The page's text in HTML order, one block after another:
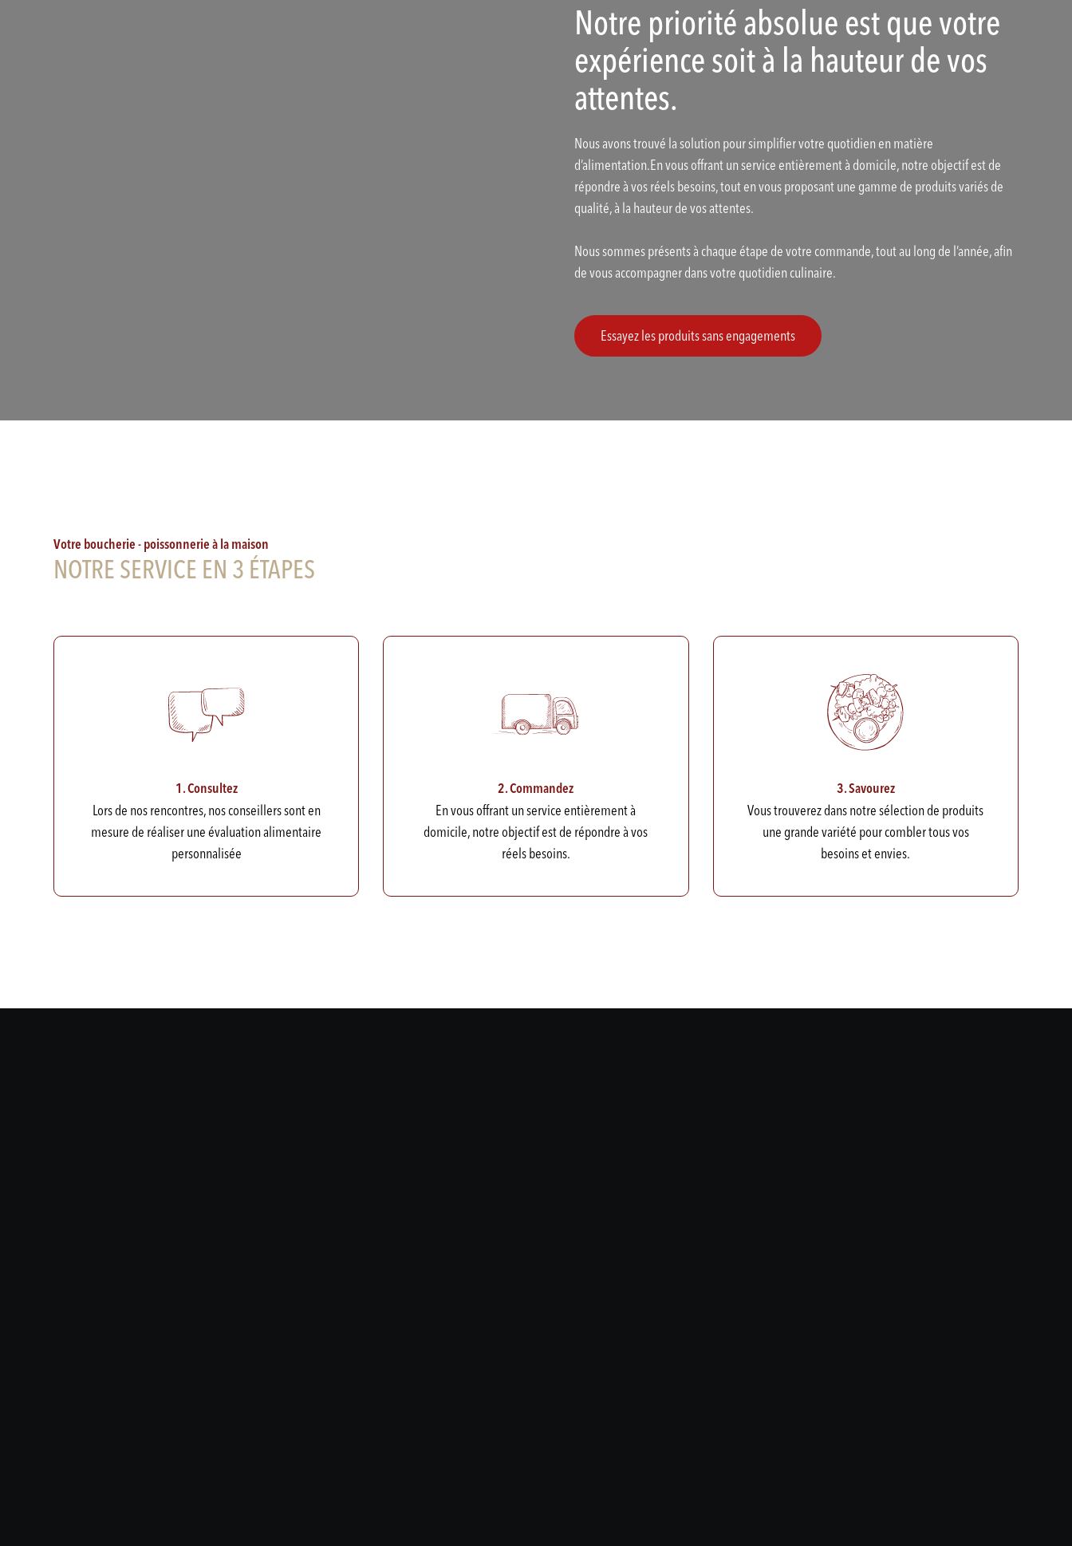
Notre priorité absolue est que votre
expérience soit à la hauteur de vos
attentes.
Nous avons trouvé la solution pour simplifier votre quotidien en matière
d’alimentation.En vous offrant un service entièrement à domicile, notre objectif est de
répondre à vos réels besoins, tout en vous proposant une gamme de produits variés de
qualité, à la hauteur de vos attentes.
Nous sommes présents à chaque étape de votre commande, tout au long de l’année, afin
de vous accompagner dans votre quotidien culinaire.
Essayez les produits sans engagements
Votre boucherie - poissonnerie à la maison
NOTRE SERVICE EN 3 ÉTAPES
1. Consultez
Lors de nos rencontres, nos conseillers sont en
mesure de réaliser une évaluation alimentaire
personnalisée
2. Commandez
En vous offrant un service entièrement à
domicile, notre objectif est de répondre à vos
réels besoins.
3. Savourez
Vous trouverez dans notre sélection de produits
une grande variété pour combler tous vos
besoins et envies.